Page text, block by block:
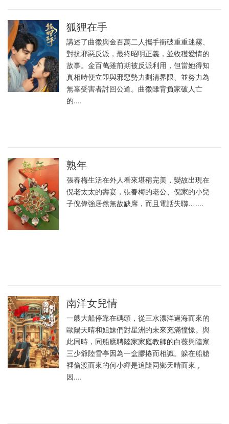
狐狸在手
講述了曲徵與金百萬二人攜手衝破重重迷霧、
對抗邪惡反派，最終昭明正義，並收穫愛情的
故事。金百萬雖前期被反派利用，但當她得知
真相時便立即與邪惡勢力劃清界限、並努力為
無辜受害者討回公道。曲徵雖背負家破人亡
的....
熟年
張春梅生活在外人看來堪稱完美，變故出現在
倪老太太的壽宴，張春梅的老公、倪家的小兒
子倪偉強居然無故缺席，而且電話失聯…....
南洋女兒情
一艘大船停靠在碼頭，從三水漂洋過海而來的
歐陽天晴和姐妹們對星洲的未來充滿憧憬。與
此同時，同船應聘陸家家庭教師的白薇與陸家
三少爺陸雪亭因為一盒膠捲而相識。躲在船艙
裡偷渡而來的何小蟬是追隨同鄉天晴而來，
因....